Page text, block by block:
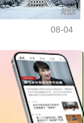
08-04